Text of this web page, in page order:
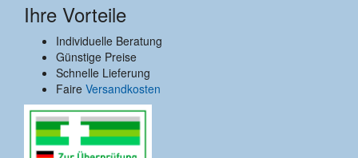
Ihre Vorteile
Individuelle Beratung
Günstige Preise
Schnelle Lieferung
Faire Versandkosten